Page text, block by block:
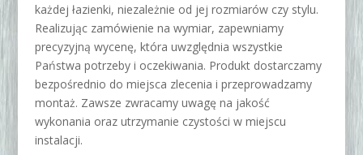
każdej łazienki, niezależnie od jej rozmiarów czy stylu.
Realizując zamówienie na wymiar, zapewniamy
precyzyjną wycenę, która uwzględnia wszystkie
Państwa potrzeby i oczekiwania. Produkt dostarczamy
bezpośrednio do miejsca zlecenia i przeprowadzamy
montaż. Zawsze zwracamy uwagę na jakość
wykonania oraz utrzymanie czystości w miejscu
instalacji.